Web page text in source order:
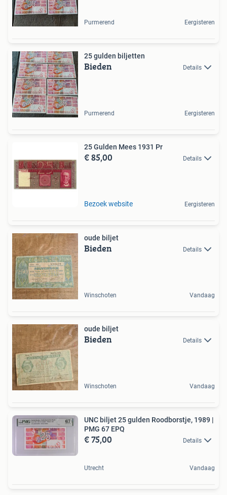
Purmerend Eergisteren
25 gulden biljetten
Bieden Details
Purmerend Eergisteren
25 Gulden Mees 1931 Pr
€ 85,00 Details
Bezoek website Eergisteren
oude biljet
Bieden Details
Winschoten Vandaag
oude biljet
Bieden Details
Winschoten Vandaag
UNC biljet 25 gulden Roodborstje, 1989 |
PMG 67 EPQ
€ 75,00 Details
Utrecht Vandaag